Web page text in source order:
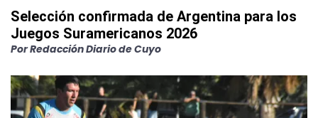
Selección confirmada de Argentina para los
Juegos Suramericanos 2026
PorRedacción Diario de Cuyo